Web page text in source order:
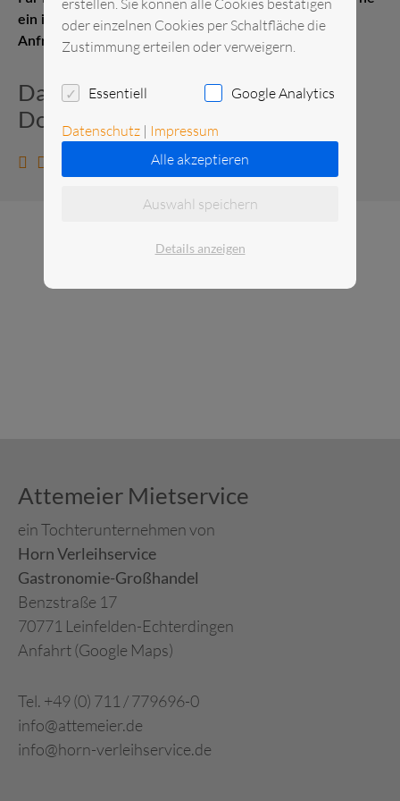
ein individuelles Angebot. Senden Sie uns gerne eine
Anfrage.
Datenblatt und zusätzliche
Dokumente
Datenblatt anzeigen
Attemeier Mietservice
ein Tochterunternehmen von
Horn Verleihservice
Gastronomie-Großhandel
Benzstraße 17
70771 Leinfelden-Echterdingen
Anfahrt (Google Maps)
Tel. +49 (0) 711 / 779696-0
info@attemeier.de
info@horn-verleihservice.de
erstellen. Sie können alle Cookies bestätigen
oder einzelnen Cookies per Schaltfläche die
Zustimmung erteilen oder verweigern.
Essentiell Google Analytics
Datenschutz | Impressum
Alle akzeptieren
Auswahl speichern
Details anzeigen